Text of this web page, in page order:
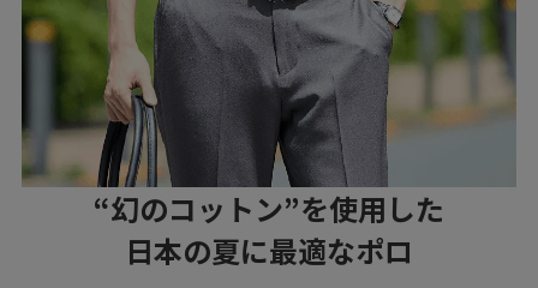
“幻のコットン”を使用した
日本の夏に最適なポロ